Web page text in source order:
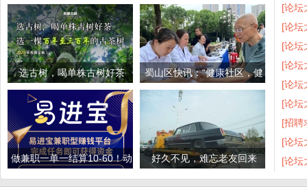
选古树，喝单株古树好茶
蜀山区快讯：“健康社区，健
康相伴”小区义
做兼职一单一结算10-60！动
动手指两三张！
好久不见，难忘老友回来
了！
[论坛
[论坛
[论坛
[论坛
[论坛
[论坛
[招聘
[论坛
[论坛